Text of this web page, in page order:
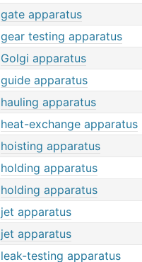
gate apparatus
gear testing apparatus
Golgi apparatus
guide apparatus
hauling apparatus
heat-exchange apparatus
hoisting apparatus
holding apparatus
holding apparatus
jet apparatus
jet apparatus
leak-testing apparatus